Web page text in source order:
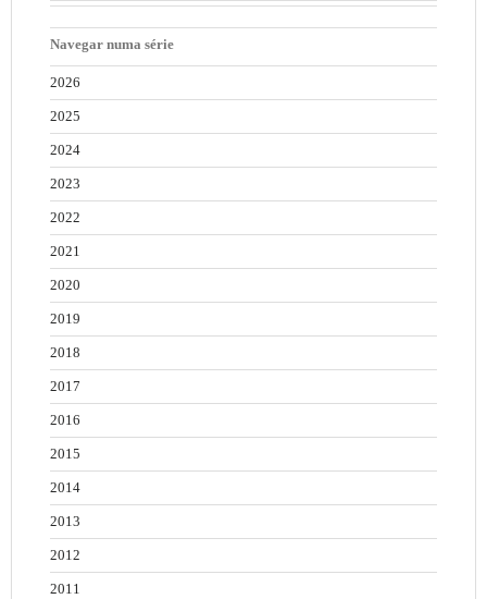
Navegar numa série
2026
2025
2024
2023
2022
2021
2020
2019
2018
2017
2016
2015
2014
2013
2012
2011